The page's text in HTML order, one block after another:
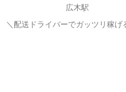
広木駅
＼配送ドライバーでガッツリ稼げる！／ ＜お仕事内容＞ 4t